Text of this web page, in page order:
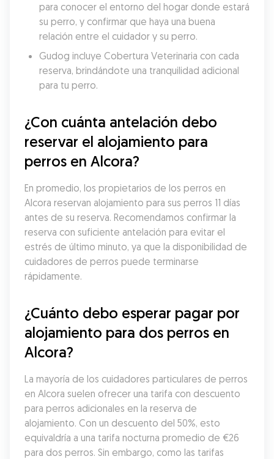
para conocer el entorno del hogar donde estará
su perro, y confirmar que haya una buena
relación entre el cuidador y su perro.
Gudog incluye Cobertura Veterinaria con cada
reserva, brindándote una tranquilidad adicional
para tu perro.
¿Con cuánta antelación debo
reservar el alojamiento para
perros en Alcora?
En promedio, los propietarios de los perros en
Alcora reservan alojamiento para sus perros 11 días
antes de su reserva. Recomendamos confirmar la
reserva con suficiente antelación para evitar el
estrés de último minuto, ya que la disponibilidad de
cuidadores de perros puede terminarse
rápidamente.
¿Cuánto debo esperar pagar por
alojamiento para dos perros en
Alcora?
La mayoría de los cuidadores particulares de perros
en Alcora suelen ofrecer una tarifa con descuento
para perros adicionales en la reserva de
alojamiento. Con un descuento del 50%, esto
equivaldría a una tarifa nocturna promedio de €26
para dos perros. Sin embargo, como las tarifas